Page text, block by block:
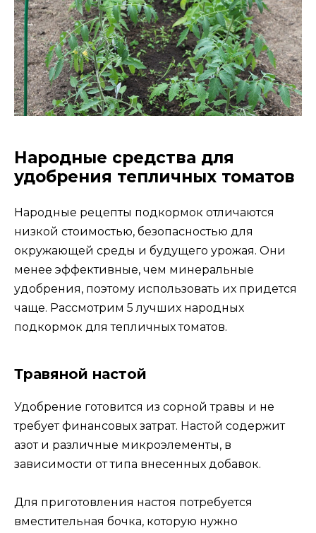
Народные средства для
удобрения тепличных томатов
Народные рецепты подкормок отличаются
низкой стоимостью, безопасностью для
окружающей среды и будущего урожая. Они
менее эффективные, чем минеральные
удобрения, поэтому использовать их придется
чаще. Рассмотрим 5 лучших народных
подкормок для тепличных томатов.
Травяной настой
Удобрение готовится из сорной травы и не
требует финансовых затрат. Настой содержит
азот и различные микроэлементы, в
зависимости от типа внесенных добавок.
Для приготовления настоя потребуется
вместительная бочка, которую нужно